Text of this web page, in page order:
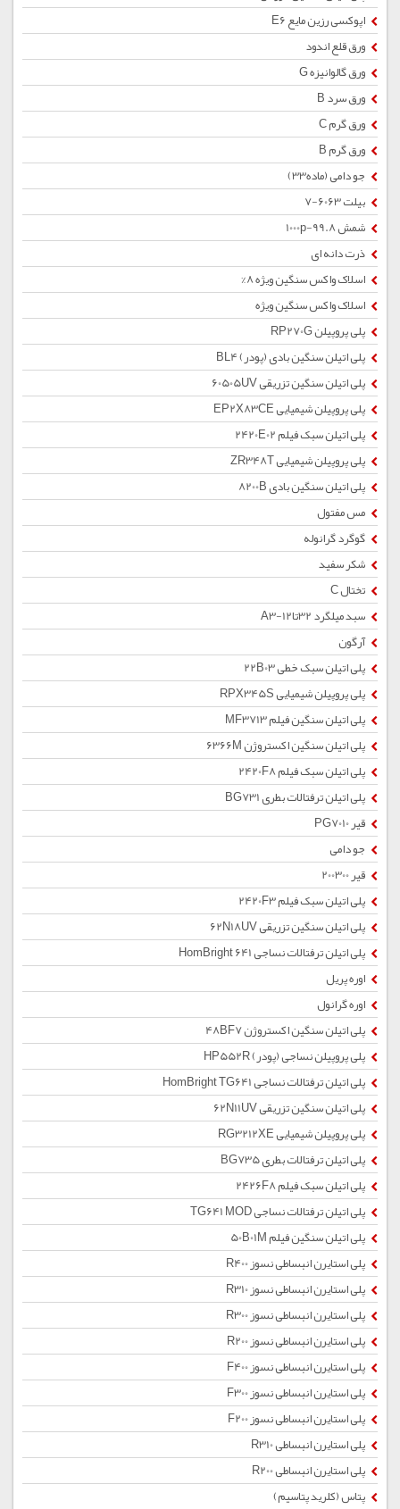
اپوکسی رزین مایع E6
ورق قلع اندود
ورق گالوانیزه G
ورق سرد B
ورق گرم C
ورق گرم B
جو دامی (ماده33)
بیلت 6063-7
شمش 1000p-99.8
ذرت دانه ای
اسلاک واکس سنگین ویژه 8%
اسلاک واکس سنگین ویژه
پلی پروپیلن RP270G
پلی اتیلن سنگین بادی (پودر) BL4
پلی اتیلن سنگین تزریقی 60505UV
پلی پروپیلن شیمیایی EP2X83CE
پلی اتیلن سبک فیلم 2420E02
پلی پروپیلن شیمیایی ZR348T
پلی اتیلن سنگین بادی 8200B
مس مفتول
گوگرد گرانوله
شکر سفید
تختال C
سبد میلگرد 32تا12-A3
آرگون
پلی اتیلن سبک خطی 22B03
پلی پروپیلن شیمیایی RPX345S
پلی اتیلن سنگین فیلم MF3713
پلی اتیلن سنگین اکستروژن 6366M
پلی اتیلن سبک فیلم 2420F8
پلی اتیلن ترفتالات بطری BG731
قیر PG7010
جو دامی
قیر 200300
پلی اتیلن سبک فیلم 2420F3
پلی اتیلن سنگین تزریقی 62N18UV
پلی اتیلن ترفتالات نساجی HomBright 641
اوره پریل
اوره گرانول
پلی اتیلن سنگین اکستروژن 48BF7
پلی پروپیلن نساجی (پودر) HP552R
پلی اتیلن ترفتالات نساجی HomBright TG641
پلی اتیلن سنگین تزریقی 62N11UV
پلی پروپیلن شیمیایی RG3212XE
پلی اتیلن ترفتالات بطری BG735
پلی اتیلن سبک فیلم 2426F8
پلی اتیلن ترفتالات نساجی TG641 MOD
پلی اتیلن سنگین فیلم 50B01M
پلی استایرن انبساطی نسوز R400
پلی استایرن انبساطی نسوز R310
پلی استایرن انبساطی نسوز R300
پلی استایرن انبساطی نسوز R200
پلی استایرن انبساطی نسوز F400
پلی استایرن انبساطی نسوز F300
پلی استایرن انبساطی نسوز F200
پلی استایرن انبساطی R310
پلی استایرن انبساطی R200
پتاس (کلرید پتاسیم)